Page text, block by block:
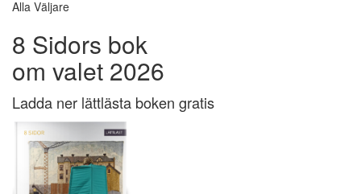
Alla Väljare
8 Sidors bok
om valet 2026
Ladda ner lättlästa boken gratis